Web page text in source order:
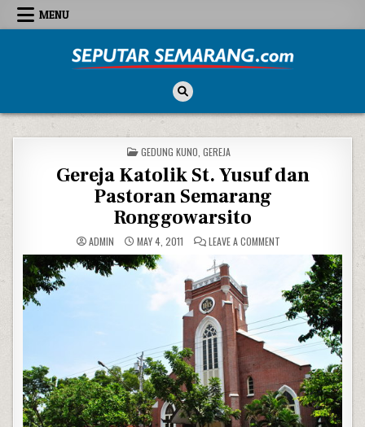
Skip to content
MENU
POSTED IN
GEDUNG KUNO GEREJA
Gereja Katolik St. Yusuf dan
Pastoran Semarang
Ronggowarsito
ADMIN MAY 4, 2011 LEAVE A COMMENT